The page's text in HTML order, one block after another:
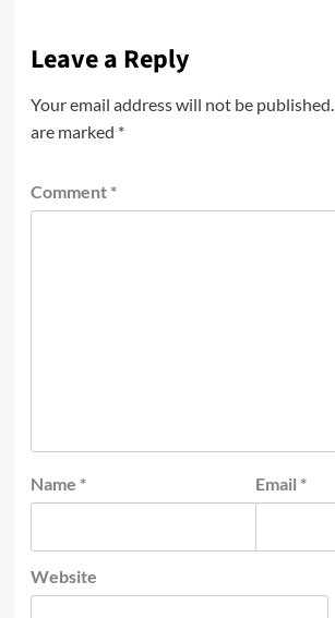
Leave a Reply
Your email address will not be published.
are marked *
Comment *
Name * Email *
Website